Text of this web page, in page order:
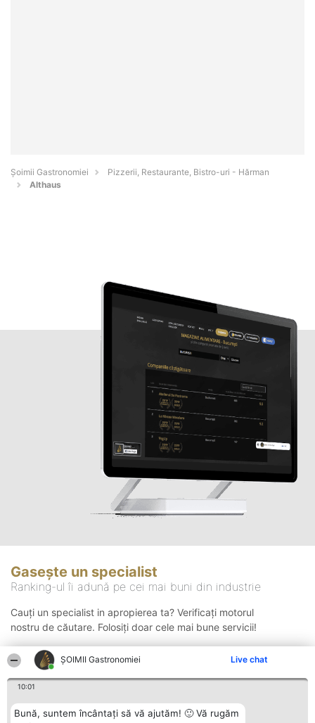
ȘOIMII Gastronomiei Live chat
10:01
Bună, suntem încântați să vă ajutăm! 🙂 Vă rugăm
Șoimii Gastronomiei
Pizzerii, Restaurante, Bistro-uri - Hărman
Althaus
Gasește un specialist
Ranking-ul îi adună pe cei mai buni din industrie
Cauți un specialist in apropierea ta? Verificați motorul
nostru de căutare. Folosiți doar cele mai bune servicii!